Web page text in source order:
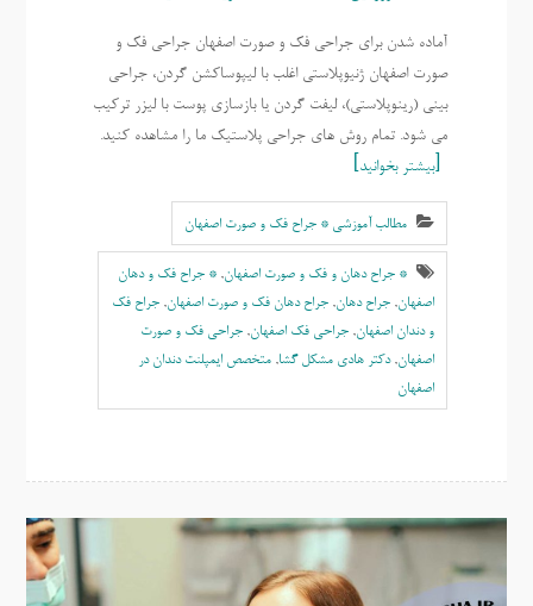
آماده شدن برای جراحی فک و صورت اصفهان جراحی فک و
صورت اصفهان ژنیوپلاستی اغلب با لیپوساکشن گردن، جراحی
بینی (رینوپلاستی)، لیفت گردن یا بازسازی پوست با لیزر ترکیب
می شود. تمام روش های جراحی پلاستیک ما را مشاهده کنید.
بیشتر بخوانید
مطالب آموزشی * جراح فک و صورت اصفهان
* جراح دهان و فک و صورت اصفهان, * جراح فک و دهان
اصفهان, جراح دهان, جراح دهان فک و صورت اصفهان, جراح فک
و دندان اصفهان, جراحی فک اصفهان, جراحی فک و صورت
اصفهان,دکتر هادی مشکل گشا, متخصص ایمپلنت دندان در
اصفهان